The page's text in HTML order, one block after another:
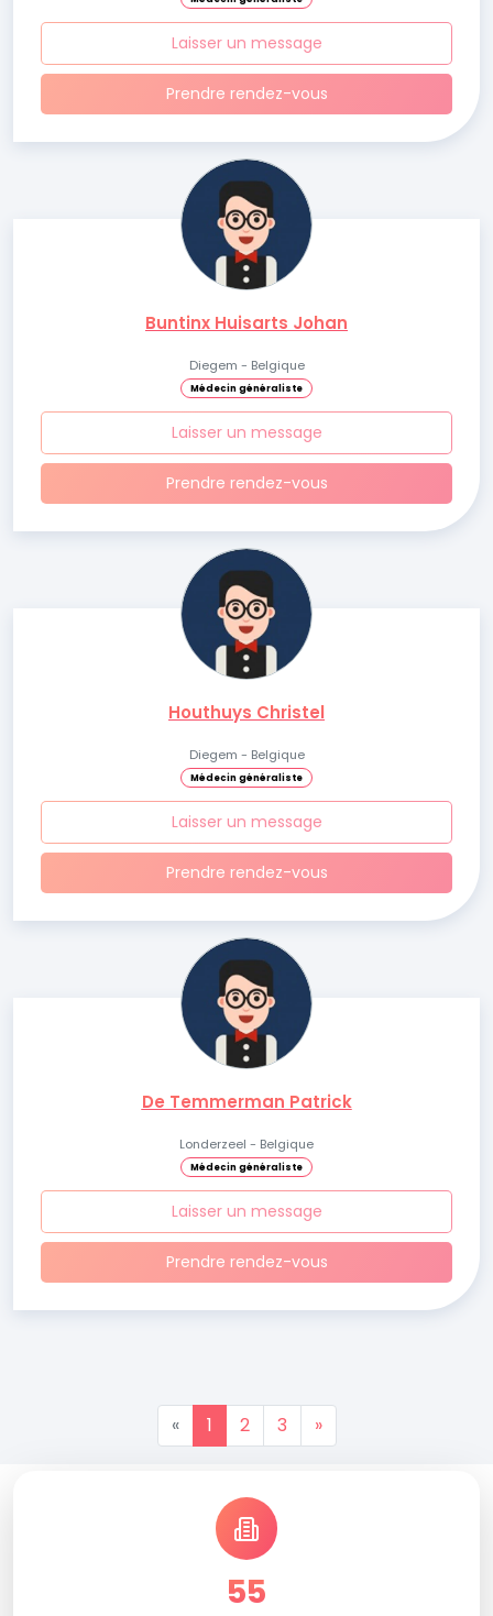
Laisser un message
Prendre rendez-vous
Buntinx Huisarts Johan
Diegem - Belgique
Médecin généraliste
Laisser un message
Prendre rendez-vous
Houthuys Christel
Diegem - Belgique
Médecin généraliste
Laisser un message
Prendre rendez-vous
De Temmerman Patrick
Londerzeel - Belgique
Médecin généraliste
Laisser un message
Prendre rendez-vous
« 1 2 3 »
55